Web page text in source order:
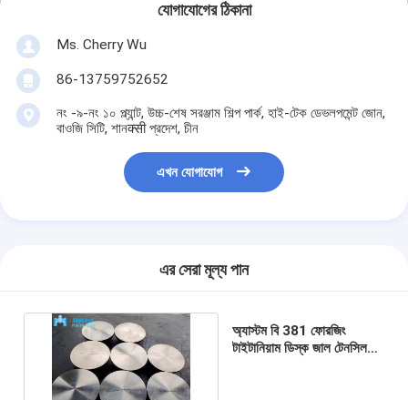
যোগাযোগের ঠিকানা
Ms. Cherry Wu
86-13759752652
নং -৯-নং ১০ প্ল্যান্ট, উচ্চ-শেষ সরঞ্জাম শিল্প পার্ক, হাই-টেক ডেভলপমেন্ট জোন,
বাওজি সিটি, শানक्सी প্রদেশ, চীন
এখন যোগাযোগ
এর সেরা মূল্য পান
অ্যাস্টম বি 381 ফোরজিং
টাইটানিয়াম ডিস্ক জাল টেনসিল